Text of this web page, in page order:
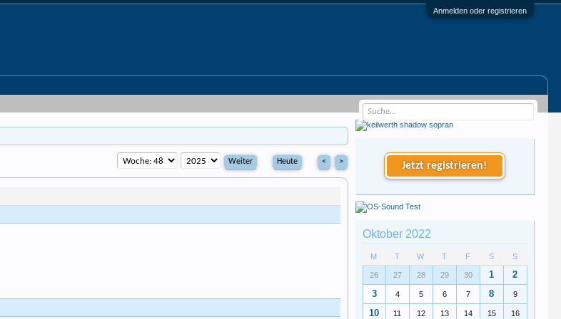
Anmelden oder registrieren
Heute < > Jetzt registrieren!
Oktober 2022
M T W T F S S
26 27 28 29 30 1
2
3
4 5 6 7 8 9
10 11 12 13 14 15 16